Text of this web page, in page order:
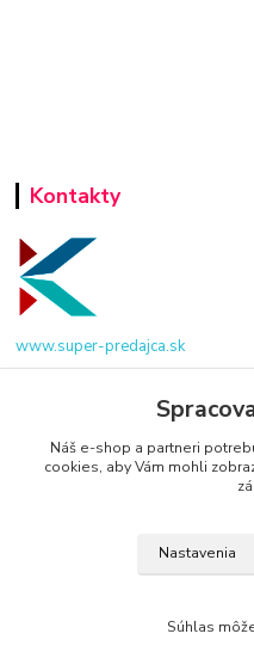
Kontakty
www.super-predajca.sk
info@kamenik.sk
© 2024 Všetky
Náš e-shop a partneri
cookies, aby Vám mohli
Nastavenia
Súhlas